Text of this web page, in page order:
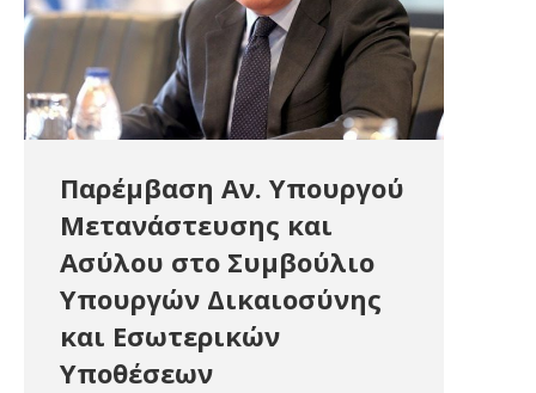
Παρέμβαση Αν. Υπουργού
Μετανάστευσης και
Ασύλου στο Συμβούλιο
Υπουργών Δικαιοσύνης
και Εσωτερικών
Υποθέσεων